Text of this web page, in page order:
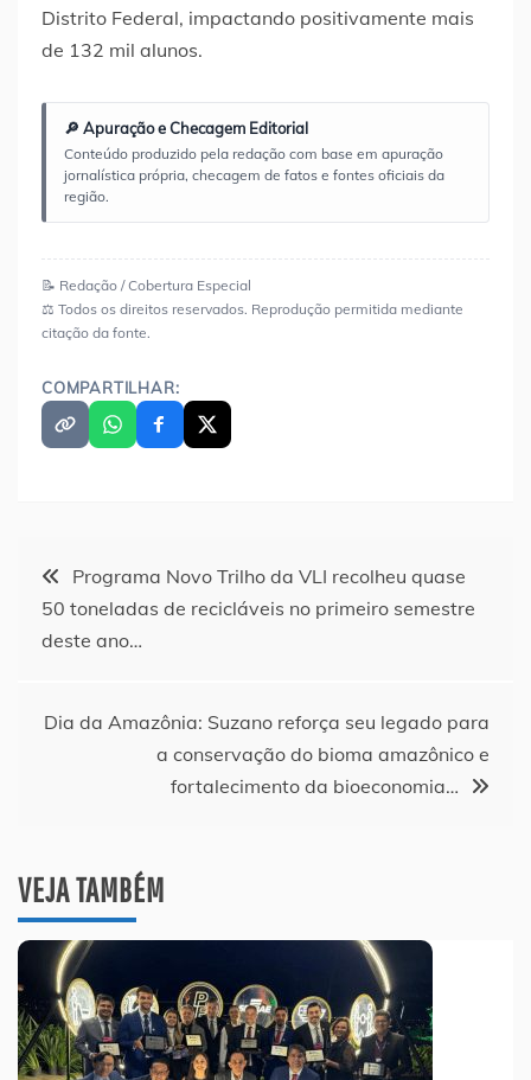
Distrito Federal, impactando positivamente mais
de 132 mil alunos.
🔎 Apuração e Checagem Editorial
Conteúdo produzido pela redação com base em apuração
jornalística própria, checagem de fatos e fontes oficiais da
região.
📝 Redação / Cobertura Especial
⚖️ Todos os direitos reservados. Reprodução permitida mediante
citação da fonte.
COMPARTILHAR:
Navegação
de
Programa Novo Trilho da VLI recolheu quase
50 toneladas de recicláveis no primeiro semestre
deste ano…
Dia da Amazônia: Suzano reforça seu legado para
a conservação do bioma amazônico e
fortalecimento da bioeconomia…
VEJA TAMBÉM